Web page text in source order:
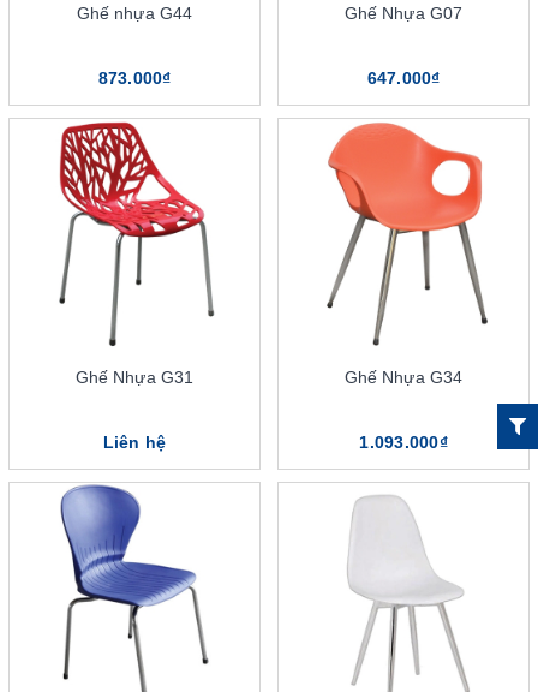
3 lưu ý khi lựa chọn ghế nhựa The One
Chọn ghế theo hoàn cảnh sử dụng
Chọn ghế theo thương hiệu sản xuất
Ứng dụng của ghế nhựa The one
Vì sao nên mua ghế nhựa The One tại DSG Group?
Ghế nhựa The One là sản phẩm nội thất sở hữu nhiều ưu điểm
6 ưu điểm nổi bật của dòng
Ghế nhựa G44
873.000₫
Ghế Nhựa G07
647.000₫
Ghế Nhựa G31
Liên hệ
Ghế Nhựa G34
1.093.000₫